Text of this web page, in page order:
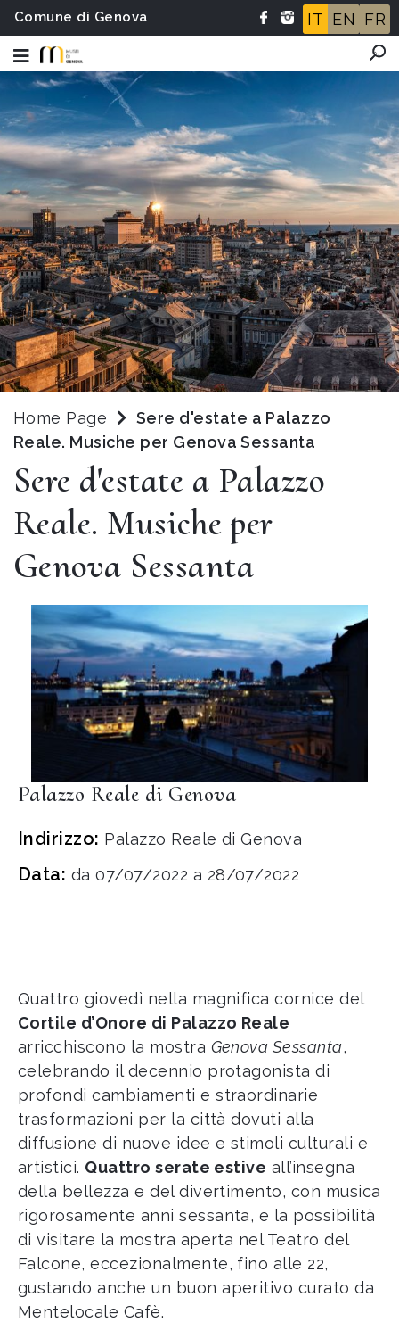
Comune di Genova IT EN FR
Home Page
Sere d'estate a Palazzo
Reale. Musiche per Genova Sessanta
Sere d'estate a Palazzo
Reale. Musiche per
Genova Sessanta
Palazzo Reale di Genova
Indirizzo: Palazzo Reale di Genova
Data: da 07/07/2022 a 28/07/2022
Quattro giovedì nella magnifica cornice del
Cortile d’Onore di Palazzo Reale
arricchiscono la mostra Genova Sessanta,
celebrando il decennio protagonista di
profondi cambiamenti e straordinarie
trasformazioni per la città dovuti alla
diffusione di nuove idee e stimoli culturali e
artistici. Quattro serate estive all’insegna
della bellezza e del divertimento, con musica
rigorosamente anni sessanta, e la possibilità
di visitare la mostra aperta nel Teatro del
Falcone, eccezionalmente, fino alle 22,
gustando anche un buon aperitivo curato da
Mentelocale Cafè.